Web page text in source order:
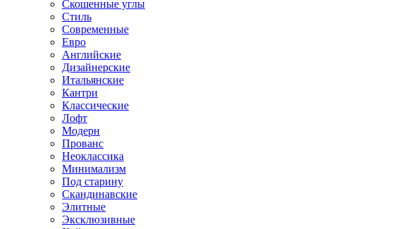
Скошенные углы
Стиль
Современные
Евро
Английские
Дизайнерские
Итальянские
Кантри
Классические
Лофт
Модерн
Прованс
Неоклассика
Минимализм
Под старину
Скандинавские
Элитные
Эксклюзивные